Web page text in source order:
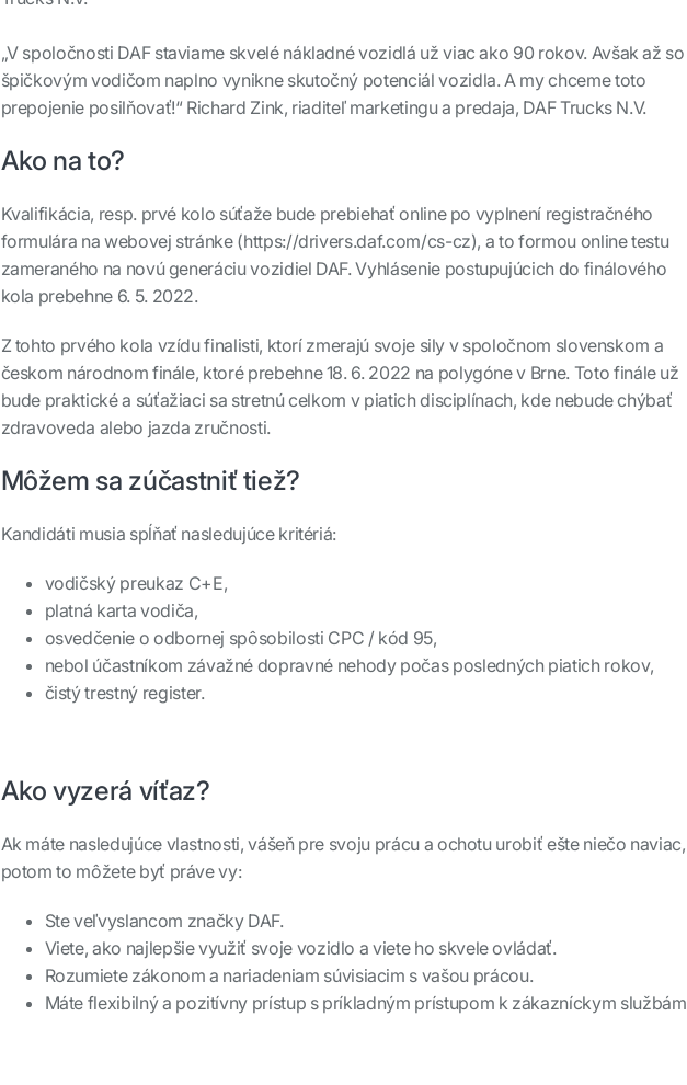
„V spoločnosti DAF staviame skvelé nákladné vozidlá už viac ako 90 rokov. Avšak až so
špičkovým vodičom naplno vynikne skutočný potenciál vozidla. A my chceme toto
prepojenie posilňovať!“ Richard Zink, riaditeľ marketingu a predaja, DAF Trucks N.V.
Ako na to?
Kvalifikácia, resp. prvé kolo súťaže bude prebiehať online po vyplnení registračného
formulára na webovej stránke (https://drivers.daf.com/cs-cz), a to formou online testu
zameraného na novú generáciu vozidiel DAF. Vyhlásenie postupujúcich do finálového
kola prebehne 6. 5. 2022.
Z tohto prvého kola vzídu finalisti, ktorí zmerajú svoje sily v spoločnom slovenskom a
českom národnom finále, ktoré prebehne 18. 6. 2022 na polygóne v Brne. Toto finále už
bude praktické a súťažiaci sa stretnú celkom v piatich disciplínach, kde nebude chýbať
zdravoveda alebo jazda zručnosti.
Môžem sa zúčastniť tiež?
Kandidáti musia spĺňať nasledujúce kritériá:
vodičský preukaz C+E,
platná karta vodiča,
osvedčenie o odbornej spôsobilosti CPC / kód 95,
nebol účastníkom závažné dopravné nehody počas posledných piatich rokov,
čistý trestný register.
Ako vyzerá víťaz?
Ak máte nasledujúce vlastnosti, vášeň pre svoju prácu a ochotu urobiť ešte niečo naviac,
potom to môžete byť práve vy:
Ste veľvyslancom značky DAF.
Viete, ako najlepšie využiť svoje vozidlo a viete ho skvele ovládať.
Rozumiete zákonom a nariadeniam súvisiacim s vašou prácou.
Máte flexibilný a pozitívny prístup s príkladným prístupom k zákazníckym